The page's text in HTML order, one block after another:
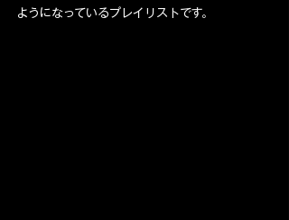
ようになっているプレイリストです。